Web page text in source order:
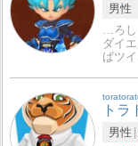
男性
…ろ
ダイ
ばツ
トラ
男性